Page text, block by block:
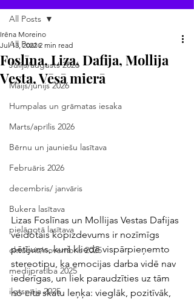
All Posts
Jūlijs/augusts 2026
Maijs/jūnijs 2026
Humpalas un grāmatas iesaka
Marts/aprīlis 2026
Bērnu un jauniešu lasītava
Februāris 2026
decembris/ janvāris
Bukera lasītava
pielāgotā lasītava
oktobris/novembris 2025
medijpratība 2025
ilgtspēja 2025
All Posts
Foslīna, Liza, Dafija, Mollija
Vesta. Vēsā mierā
Irēna Moreino
Jul 13, 2022 2 min read
Lizas Foslīnas un Mollijas Vestas Dafijas
veidotais kopizdevums ir nozīmīgs
pētījums, kurš kliedē vispārpieņemto
stereotipu, ka emocijas darba vidē nav
iederīgas, un liek paraudzīties uz tām
no cita skatu leņķa: vieglāk, pozitīvāk,